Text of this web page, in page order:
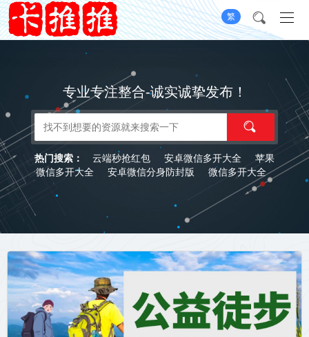
繁
专业专注整合-诚实诚挚发布！
热门搜索： 云端秒抢红包 安卓微信多开大全
苹果
微信多开大全
安卓微信分身防封版
微信多开大全
清理僵尸粉